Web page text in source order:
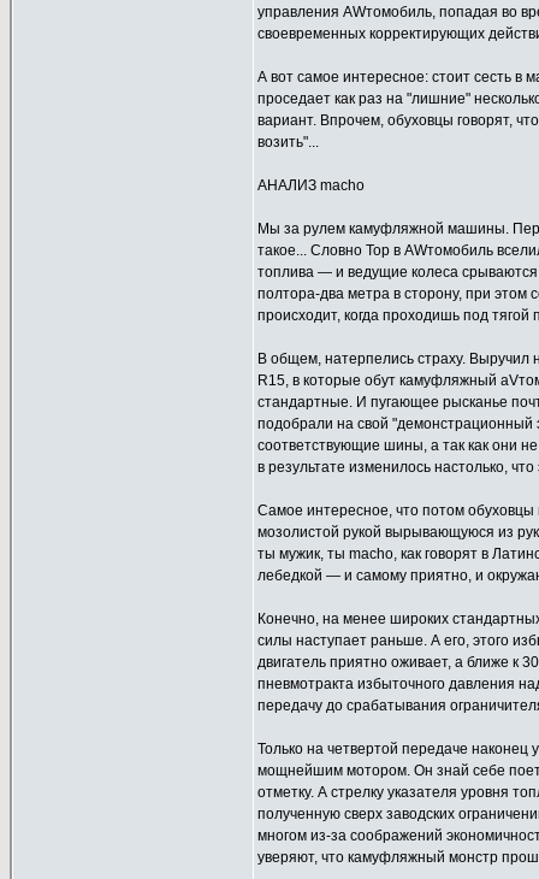
управления AWтомобиль, попадая во
своевременных корректирующих
А вот самое интересное: стоит сесть
проседает как раз на "лишние"
вариант. Впрочем, обуховцы говорят,
возить"...
АНАЛИЗ macho
Мы за рулем камуфляжной машины.
такое... Словно Тор в AWтомобиль
топлива — и ведущие колеса
полтора-два метра в сторону, при этом
происходит, когда проходишь под
В общем, натерпелись страху.
R15, в которые обут камуфляжный
стандартные. И пугающее рысканье
подобрали на свой "демонстрационный
соответствующие шины, а так как они
в результате изменилось настолько,
Самое интересное, что потом
мозолистой рукой вырывающуюся из
ты мужик, ты macho, как говорят в
лебедкой — и самому приятно, и
Конечно, на менее широких
силы наступает раньше. А его, этого
двигатель приятно оживает, а ближе к
пневмотракта избыточного давления
передачу до срабатывания
Только на четвертой передаче наконец
мощнейшим мотором. Он знай себе поет
отметку. А стрелку указателя уровня
полученную сверх заводских
многом из-за соображений
уверяют, что камуфляжный монстр